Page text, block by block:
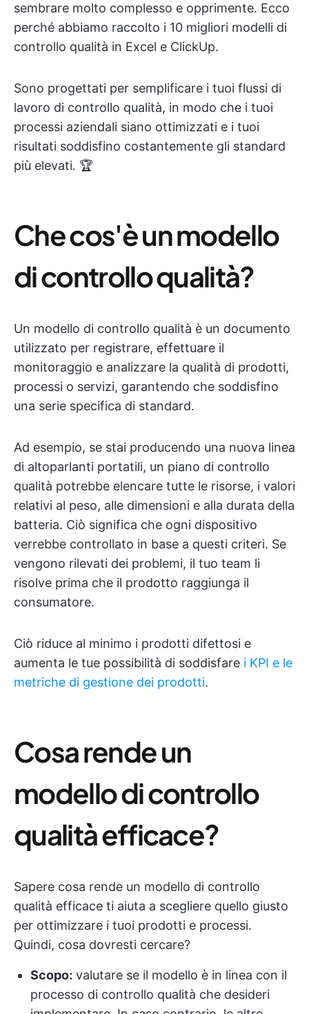
sembrare molto complesso e opprimente. Ecco
perché abbiamo raccolto i 10 migliori modelli di
controllo qualità in Excel e ClickUp.
Sono progettati per semplificare i tuoi flussi di
lavoro di controllo qualità, in modo che i tuoi
processi aziendali siano ottimizzati e i tuoi
risultati soddisfino costantemente gli standard
più elevati. 🏆
Che cos'è un modello
di controllo qualità?
Un modello di controllo qualità è un documento
utilizzato per registrare, effettuare il
monitoraggio e analizzare la qualità di prodotti,
processi o servizi, garantendo che soddisfino
una serie specifica di standard.
Ad esempio, se stai producendo una nuova linea
di altoparlanti portatili, un piano di controllo
qualità potrebbe elencare tutte le risorse, i valori
relativi al peso, alle dimensioni e alla durata della
batteria. Ciò significa che ogni dispositivo
verrebbe controllato in base a questi criteri. Se
vengono rilevati dei problemi, il tuo team li
risolve prima che il prodotto raggiunga il
consumatore.
Ciò riduce al minimo i prodotti difettosi e
aumenta le tue possibilità di soddisfare i KPI e le
metriche di gestione dei prodotti.
Cosa rende un
modello di controllo
qualità efficace?
Sapere cosa rende un modello di controllo
qualità efficace ti aiuta a scegliere quello giusto
per ottimizzare i tuoi prodotti e processi.
Quindi, cosa dovresti cercare?
Scopo: valutare se il modello è in linea con il
processo di controllo qualità che desideri